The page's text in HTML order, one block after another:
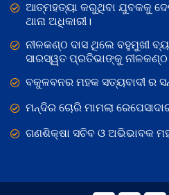
ଆତ୍ମହତ୍ୟା କରୁଥିବା ଯୁବକକୁ
ଥାନା ଅଧିକାରୀ।
ନୀଳକଣ୍ଠ ଦାସ ଥିଲେ ବହୁମୁଖୀ
ସାରସ୍ୱତ ପ୍ରତିଭାଙ୍କୁ
ବକୁଳବନର ମହକ ସତ୍ୟବାଦୀ ର
ମନ୍ଦିର ଚୋରି ମାମଲା
ଗଣଶିକ୍ଷା ସଚିବ ଓ ଅଭିଭାବକ